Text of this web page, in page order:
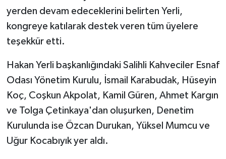
yerden devam edeceklerini belirten Yerli,
kongreye katılarak destek veren tüm üyelere
teşekkür etti.
Hakan Yerli başkanlığındaki Salihli Kahveciler Esnaf
Odası Yönetim Kurulu, İsmail Karabudak, Hüseyin
Koç, Coşkun Akpolat, Kamil Güren, Ahmet Kargın
ve Tolga Çetinkaya'dan oluşurken, Denetim
Kurulunda ise Özcan Durukan, Yüksel Mumcu ve
Uğur Kocabıyık yer aldı.